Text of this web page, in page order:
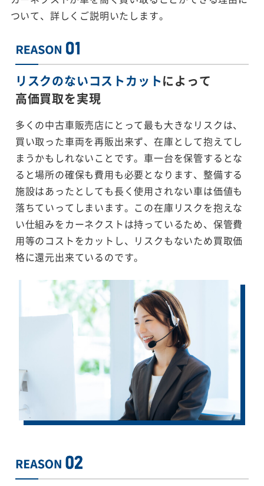
ついて、詳しくご説明いたします。
リスクのないコストカットによって
高価買取を実現
多くの中古車販売店にとって最も大きなリスクは、
買い取った車両を再販出来ず、在庫として抱えてし
まうかもしれないことです。車一台を保管するとな
ると場所の確保も費用も必要となります、整備する
施設はあったとしても長く使用されない車は価値も
落ちていってしまいます。この在庫リスクを抱えな
い仕組みをカーネクストは持っているため、保管費
用等のコストをカットし、リスクもないため買取価
格に還元出来ているのです。